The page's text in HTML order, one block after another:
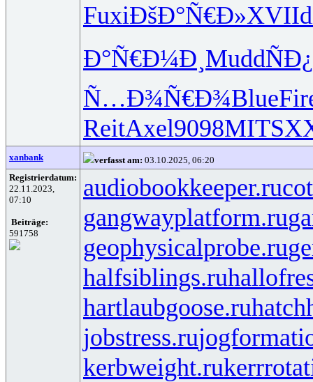
FuxiÐšÐ°Ñ€Ð»XVII
Ð°Ñ€Ð¼Ð¸ Mudd
Ñ…Ð¾Ñ€Ð¾Blue
ReitAxel9098MITS
xanbank verfasst am: 03.10.2025, 06:20
Registrierdatum:
22.11.2023,
07:10
Beiträge:
591758
audiobookkeeper.ru
gangwayplatform.ru
geophysicalprobe.ru
halfsiblings.ru
hartlaubgoose.ru
jobstress.ru
kerbweight.ru